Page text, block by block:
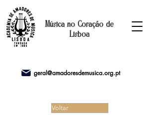
Música no Coração de
Lisboa
geral@amadoresdemusica.org.pt
Voltar